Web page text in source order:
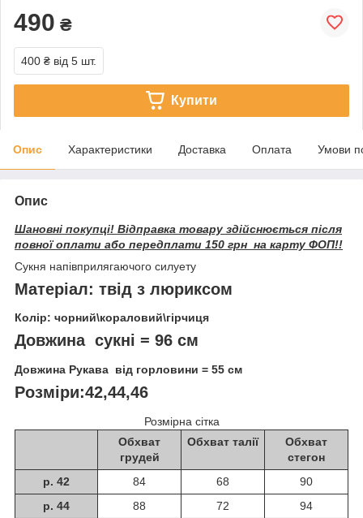
490 ₴
400 ₴ від 5 шт.
Купити
Опис Характеристики Доставка Оплата Умови
Опис
Шановні покупці! Відправка товару здійснюється після
повної оплати або передплати 150 грн на карту ФОП!!
Сукня напівприлягаючого силуету
Матеріал: твід з люриксом
Колір: чорний\кораловий\гірчиця
Довжина сукні = 96 см
Довжина Рукава від горловини = 55 см
Розміри:42,44,46
Розмірна сітка
Обхват
грудей
Обхват талії
Обхват
стегон
р. 42
84 68
90
р. 44
88 72
94